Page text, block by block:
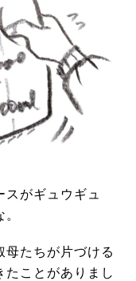
がギュウギュ
母たちが片づける
たことがありまし